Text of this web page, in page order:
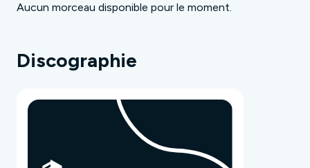
Aucun morceau disponible pour le moment.
Discographie